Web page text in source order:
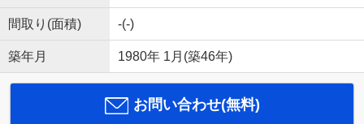
間取り(面積) -(-)
築年月 1980年 1月(築46年)
お問い合わせ(無料)